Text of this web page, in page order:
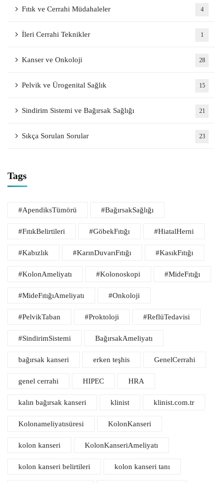
Fıtık ve Cerrahi Müdahaleler 4
İleri Cerrahi Teknikler 1
Kanser ve Onkoloji 28
Pelvik ve Ürogenital Sağlık 15
Sindirim Sistemi ve Bağırsak Sağlığı 21
Sıkça Sorulan Sorular 23
Tags
#ApendiksTümörü #BağırsakSağlığı
#FıtıkBelirtileri #GöbekFıtığı #HiatalHerni
#Kabızlık #KarınDuvarıFıtığı #KasıkFıtığı
#KolonAmeliyatı #Kolonoskopi #MideFıtığı
#MideFıtığıAmeliyatı #Onkoloji
#PelvikTaban #Proktoloji #ReflüTedavisi
#SindirimSistemi BağırsakAmeliyatı
bağırsak kanseri erken teşhis GenelCerrahi
genel cerrahi HIPEC HRA
kalın bağırsak kanseri klinist klinist.com.tr
Kolonameliyatısüresi KolonKanseri
kolon kanseri KolonKanseriAmeliyatı
kolon kanseri belirtileri kolon kanseri tanı